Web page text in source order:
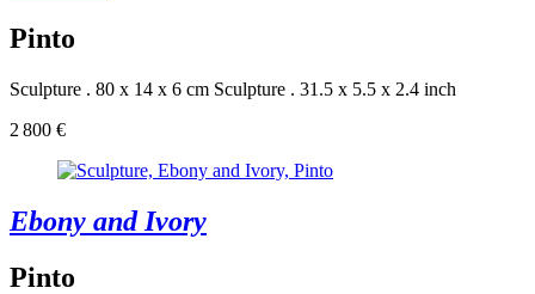
Pinto
Sculpture . 80 x 14 x 6 cm Sculpture . 31.5 x 5.5 x 2.4 inch
2 800 €
Ebony and Ivory
Pinto